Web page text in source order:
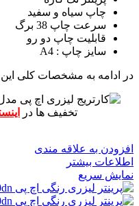
چاپ سیاه و سفید
سرعت چاپ 38 برگ
قابلیت چاپ دو رو
سایز چاپ : A4
در ادامه به مشخصات کلی این
تخفیف ها در
افزودن به علاقه مندی
اطلاعات بیشتر
نمایش سریع